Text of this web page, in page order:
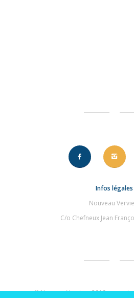
Infos légales
Nouveau
C/o Chefneux Jean
© NouveauVerviers 2019 – une